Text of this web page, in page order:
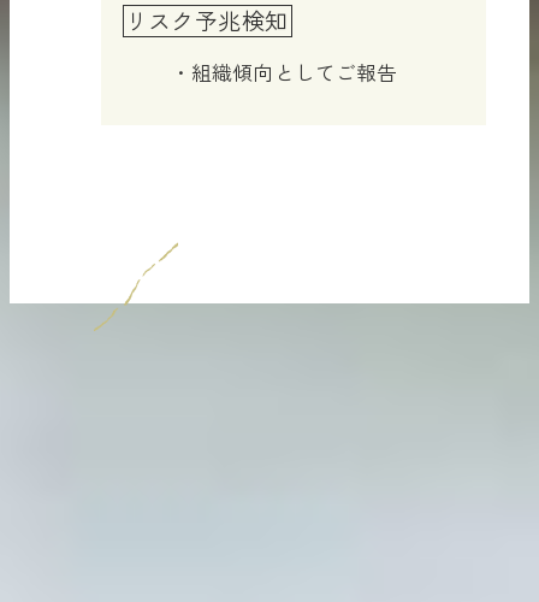
リスク予兆検知
組織傾向としてご報告